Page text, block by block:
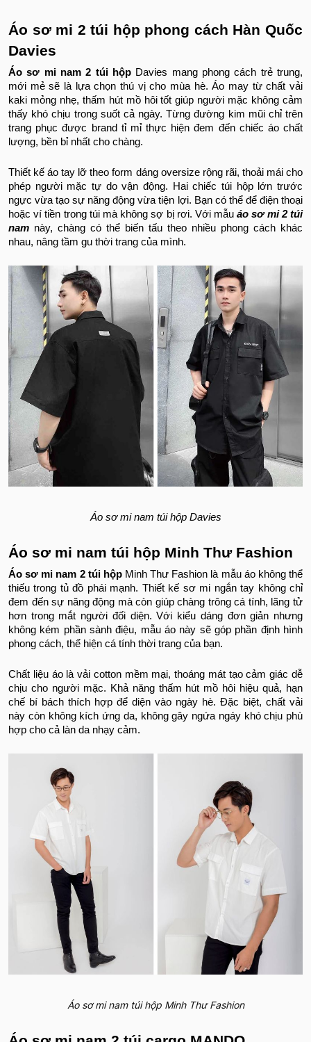
Áo sơ mi 2 túi hộp phong cách Hàn Quốc
Davies
Áo sơ mi nam 2 túi hộp Davies mang phong cách trẻ trung,
mới mẻ sẽ là lựa chọn thú vị cho mùa hè. Áo may từ chất vải
kaki mỏng nhẹ, thấm hút mồ hôi tốt giúp người mặc không cảm
thấy khó chịu trong suốt cả ngày. Từng đường kim mũi chỉ trên
trang phục được brand tỉ mỉ thực hiện đem đến chiếc áo chất
lượng, bền bỉ nhất cho chàng.
Thiết kế áo tay lỡ theo form dáng oversize rộng rãi, thoải mái cho
phép người mặc tự do vận động. Hai chiếc túi hộp lớn trước
ngực vừa tạo sự năng động vừa tiện lợi. Bạn có thể để điện thoại
hoặc ví tiền trong túi mà không sợ bị rơi. Với mẫuáo sơ mi 2 túi
nam này, chàng có thể biến tấu theo nhiều phong cách khác
nhau, nâng tầm gu thời trang của mình.
Áo sơ mi nam túi hộp Davies
Áo sơ mi nam túi hộp Minh Thư Fashion
Áo sơ mi nam 2 túi hộpMinh Thư Fashion là mẫu áo không thể
thiếu trong tủ đồ phái mạnh. Thiết kế sơ mi ngắn tay không chỉ
đem đến sự năng động mà còn giúp chàng trông cá tính, lãng tử
hơn trong mắt người đối diện. Với kiểu dáng đơn giản nhưng
không kém phần sành điệu, mẫu áo này sẽ góp phần định hình
phong cách, thể hiện cá tính thời trang của bạn.
Chất liệu áo là vải cotton mềm mại, thoáng mát tạo cảm giác dễ
chịu cho người mặc. Khả năng thấm hút mồ hôi hiệu quả, hạn
chế bí bách thích hợp để diện vào ngày hè. Đặc biệt, chất vải
này còn không kích ứng da, không gây ngứa ngáy khó chịu phù
hợp cho cả làn da nhạy cảm.
Áo sơ mi nam túi hộp Minh Thư Fashion